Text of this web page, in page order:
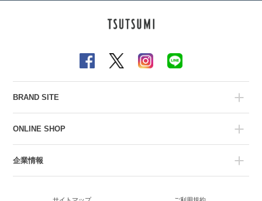
BRAND SITE
ONLINE SHOP
企業情報